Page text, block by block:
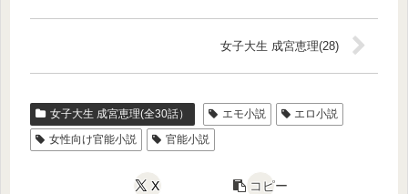
女子大生 成宮恵理(28)
女子大生 成宮恵理(全30話） エモ小説
エロ小説
女性向け官能小説
官能小説
X コピー